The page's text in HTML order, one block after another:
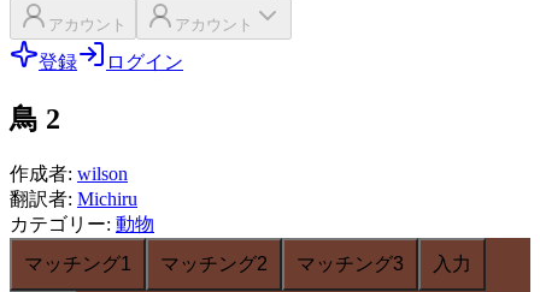
アカウント アカウント
登録 ログイン
鳥 2
作成者: wilson
翻訳者: Michiru
カテゴリー: 動物
マッチング1
マッチング2 マッチング3 入力